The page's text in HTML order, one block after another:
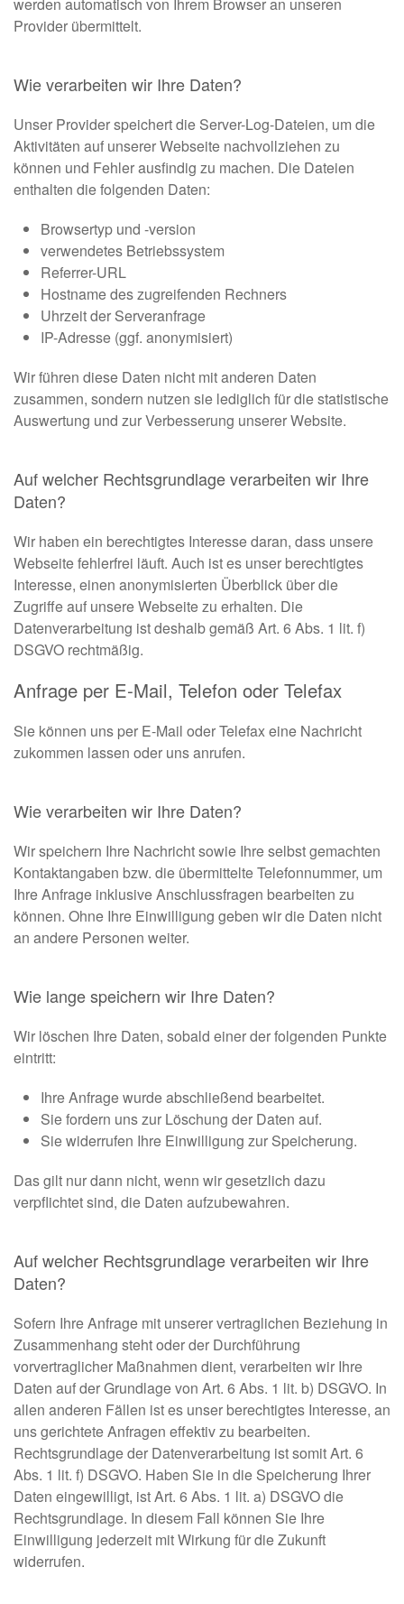
werden automatisch von Ihrem Browser an unseren
Provider übermittelt.
Wie verarbeiten wir Ihre Daten?
Unser Provider speichert die Server-Log-Dateien, um die
Aktivitäten auf unserer Webseite nachvollziehen zu
können und Fehler ausfindig zu machen. Die Dateien
enthalten die folgenden Daten:
Browsertyp und -version
verwendetes Betriebssystem
Referrer-URL
Hostname des zugreifenden Rechners
Uhrzeit der Serveranfrage
IP-Adresse (ggf. anonymisiert)
Wir führen diese Daten nicht mit anderen Daten
zusammen, sondern nutzen sie lediglich für die statistische
Auswertung und zur Verbesserung unserer Website.
Auf welcher Rechtsgrundlage verarbeiten wir Ihre
Daten?
Wir haben ein berechtigtes Interesse daran, dass unsere
Webseite fehlerfrei läuft. Auch ist es unser berechtigtes
Interesse, einen anonymisierten Überblick über die
Zugriffe auf unsere Webseite zu erhalten. Die
Datenverarbeitung ist deshalb gemäß Art. 6 Abs. 1 lit. f)
DSGVO rechtmäßig.
Anfrage per E-Mail, Telefon oder Telefax
Sie können uns per E-Mail oder Telefax eine Nachricht
zukommen lassen oder uns anrufen.
Wie verarbeiten wir Ihre Daten?
Wir speichern Ihre Nachricht sowie Ihre selbst gemachten
Kontaktangaben bzw. die übermittelte Telefonnummer, um
Ihre Anfrage inklusive Anschlussfragen bearbeiten zu
können. Ohne Ihre Einwilligung geben wir die Daten nicht
an andere Personen weiter.
Wie lange speichern wir Ihre Daten?
Wir löschen Ihre Daten, sobald einer der folgenden Punkte
eintritt:
Ihre Anfrage wurde abschließend bearbeitet.
Sie fordern uns zur Löschung der Daten auf.
Sie widerrufen Ihre Einwilligung zur Speicherung.
Das gilt nur dann nicht, wenn wir gesetzlich dazu
verpflichtet sind, die Daten aufzubewahren.
Auf welcher Rechtsgrundlage verarbeiten wir Ihre
Daten?
Sofern Ihre Anfrage mit unserer vertraglichen Beziehung in
Zusammenhang steht oder der Durchführung
vorvertraglicher Maßnahmen dient, verarbeiten wir Ihre
Daten auf der Grundlage von Art. 6 Abs. 1 lit. b) DSGVO. In
allen anderen Fällen ist es unser berechtigtes Interesse, an
uns gerichtete Anfragen effektiv zu bearbeiten.
Rechtsgrundlage der Datenverarbeitung ist somit Art. 6
Abs. 1 lit. f) DSGVO. Haben Sie in die Speicherung Ihrer
Daten eingewilligt, ist Art. 6 Abs. 1 lit. a) DSGVO die
Rechtsgrundlage. In diesem Fall können Sie Ihre
Einwilligung jederzeit mit Wirkung für die Zukunft
widerrufen.